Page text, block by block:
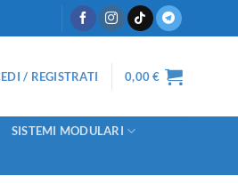
/ REGISTRATI 0,00€
SISTEMI MODULARI